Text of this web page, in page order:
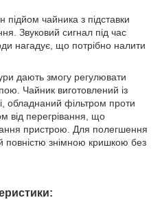
підйом чайника з підставки
Звуковий сигнал під час
нагадує, що потрібно налити
дають змогу регулювати
Чайник виготовлений із
обладнаний фільтром проти
від перегрівання, що
пристрою. Для полегшення
знімною кришкою без